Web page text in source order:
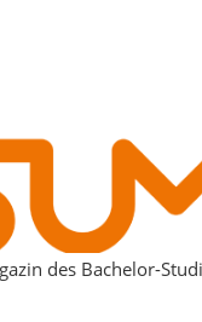
des Bachelor-